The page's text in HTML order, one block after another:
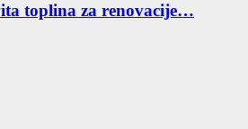
toplina za renovacije…